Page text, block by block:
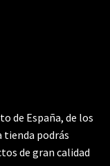
de España, de los
tienda podrás
de gran calidad